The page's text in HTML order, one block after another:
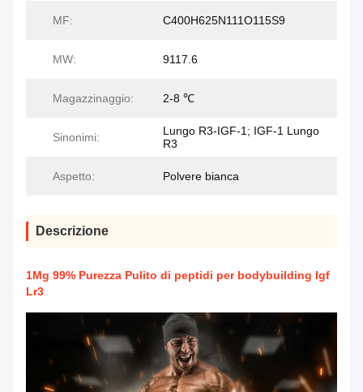
MF: C400H625N111O115S9
MW: 9117.6
Magazzinaggio: 2-8 ℃
Sinonimi:
Lungo R3-IGF-1; IGF-1 Lungo
R3
Aspetto: Polvere bianca
Descrizione
1Mg 99% Purezza Pulito di peptidi per bodybuilding Igf
Lr3